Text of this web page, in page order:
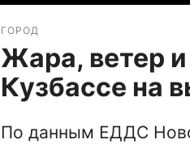
ГОРОД
Жара, ветер
Кузбассе на
По данным ЕДДС